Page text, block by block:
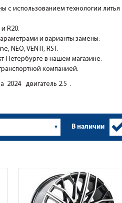
с использованием технологии литья
R20.
и варианты замены.
NEO, VENTI, RST.
Петербурге в нашем магазине.
компанией.
2024 двигатель 2.5 .
В наличии